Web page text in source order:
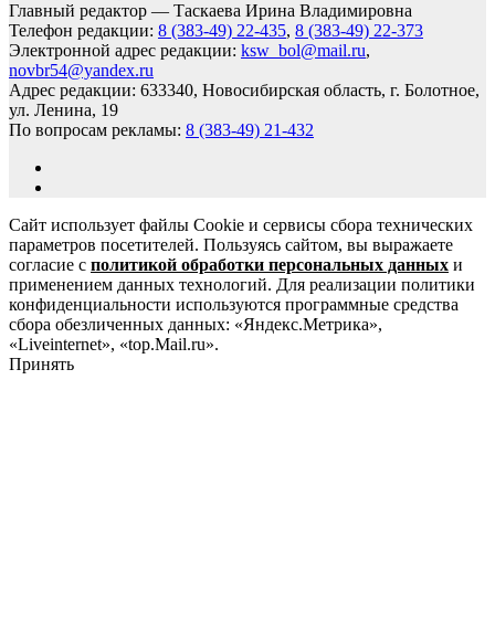
Главный редактор — Таскаева Ирина Владимировна
Телефон редакции: 8 (383-49) 22-435, 8 (383-49) 22-373
Электронной адрес редакции: ksw_bol@mail.ru,
novbr54@yandex.ru
Адрес редакции: 633340, Новосибирская область, г. Болотное,
ул. Ленина, 19
По вопросам рекламы: 8 (383-49) 21-432
Сайт использует файлы Cookie и сервисы сбора технических
параметров посетителей. Пользуясь сайтом, вы выражаете
согласие с политикой обработки персональных данных и
применением данных технологий. Для реализации политики
конфиденциальности используются программные средства
сбора обезличенных данных: «Яндекс.Метрика»,
«Liveinternet», «top.Mail.ru».
Принять